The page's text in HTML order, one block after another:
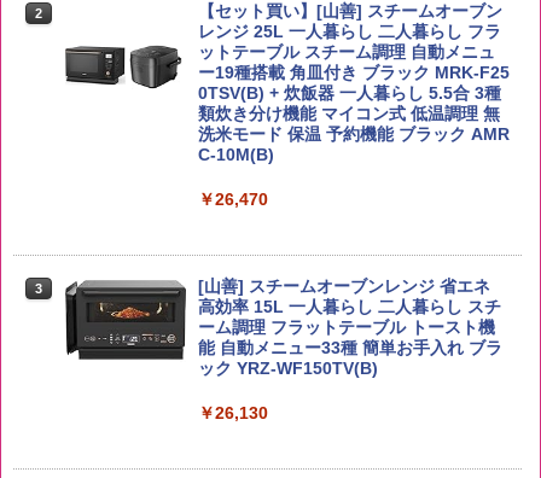
￥3,980
【在庫処分価格】ももたろう印 無洗米 5
kg 業務用 お米マイスターブレンド
4
by Amazon あきたこまちブレンド 無洗
米 5kg
￥3,396
￥6,054
角ハイボール 350ml×24本 サントリー ウ
イスキー ハイボール 缶
￥4,939
トリスウイスキー 4000ml サントリー 大
容量 4リットル
￥4,345
パニー
￥1,451
国分 tabete だし麺 千葉県産はまぐりだ
し 塩らーめん 108g×10袋 保存食 備蓄
￥2,323
カップヌードル カップヌードルPRO シ
ーフードヌードル 高たんぱく&低糖質 さ
らに塩分控えめ 78g×12個
￥2,989
2
【セット買い】[山善] スチームオーブン
レンジ 25L 一人暮らし 二人暮らし フラ
ットテーブル スチーム調理 自動メニュ
ー19種搭載 角皿付き ブラック MRK-F25
0TSV(B) + 炊飯器 一人暮らし 5.5合 3種
類炊き分け機能 マイコン式 低温調理 無
洗米モード 保温 予約機能 ブラック AMR
C-10M(B)
￥26,470
3
[山善] スチームオーブンレンジ 省エネ
高効率 15L 一人暮らし 二人暮らし スチ
ーム調理 フラットテーブル トースト機
能 自動メニュー33種 簡単お手入れ ブラ
ック YRZ-WF150TV(B)
￥26,130